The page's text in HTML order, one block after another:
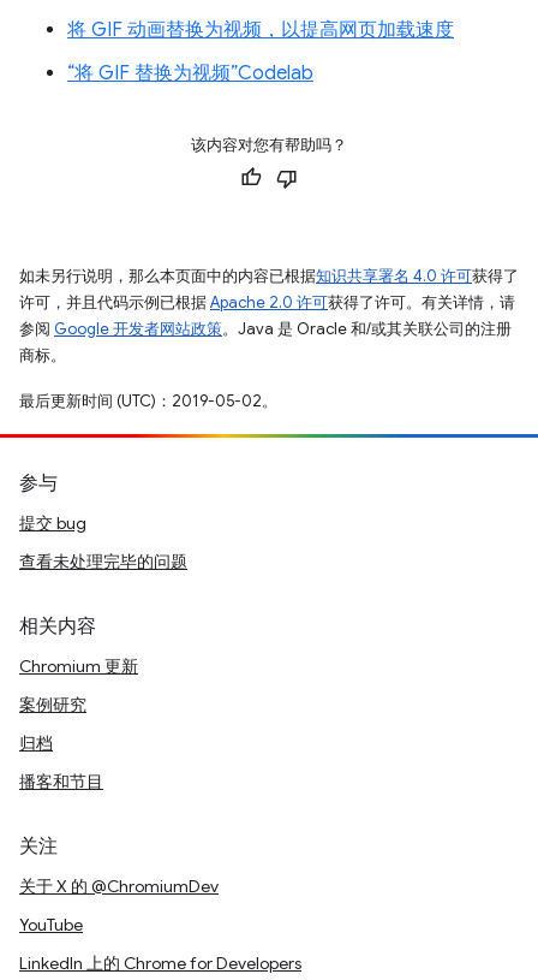
将 GIF 动画替换为视频，以提高网页加载速度
“将 GIF 替换为视频”Codelab
该内容对您有帮助吗？
如未另行说明，那么本页面中的内容已根据知识共享署名 4.0 许可获得了
许可，并且代码示例已根据Apache 2.0 许可获得了许可。有关详情，请
参阅 Google 开发者网站政策。Java 是 Oracle 和/或其关联公司的注册
商标。
最后更新时间 (UTC)：2019-05-02。
参与
提交 bug
查看未处理完毕的问题
相关内容
Chromium 更新
案例研究
归档
播客和节目
关注
关于 X 的 @ChromiumDev
YouTube
LinkedIn 上的 Chrome for Developers